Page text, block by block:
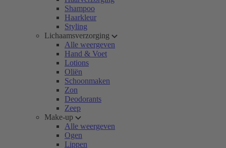
Shampoo
Haarkleur
Styling
Lichaamsverzorging
Alle weergeven
Hand & Voet
Lotions
Oliën
Schoonmaken
Zon
Deodorants
Zeep
Make-up
Alle weergeven
Ogen
Lippen